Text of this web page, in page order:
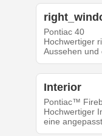
Pontiac 40
Hochwertiger
Aussehen und
Interior
Pontiac™
Hochwertiger
eine